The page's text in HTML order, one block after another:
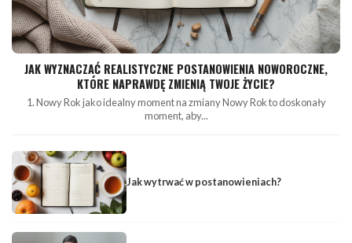
JAK WYZNACZAĆ REALISTYCZNE POSTANOWIENIA NOWOROCZNE,
KTÓRE NAPRAWDĘ ZMIENIĄ TWOJE ŻYCIE?
1. Nowy Rok jako idealny moment na zmiany Nowy Rok to doskonały
moment, aby...
Jak wytrwać w postanowieniach?